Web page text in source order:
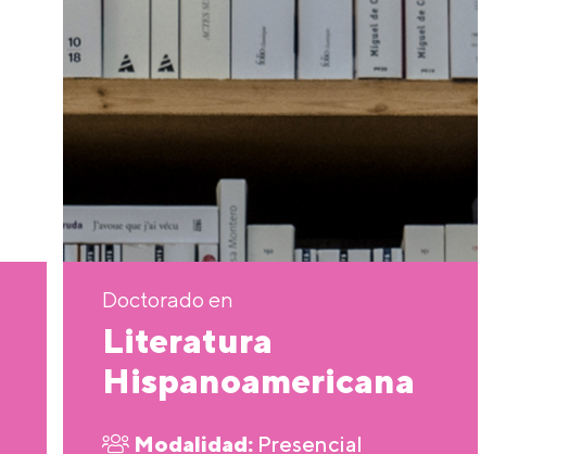
Doctorado en
Literatura
Hispanoamericana
Modalidad: Presencial